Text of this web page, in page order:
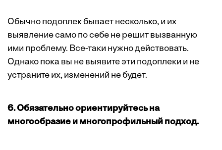
Обычно подоплек бывает несколько, и их
выявление само по себе не решит вызванную
ими проблему. Все-таки нужно действовать.
Однако пока вы не выявите эти подоплеки и не
устраните их, изменений не будет.
6. Обязательно ориентируйтесь на
многообразие и многопрофильный подход.